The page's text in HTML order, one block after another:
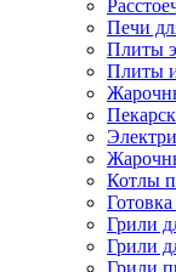
Печи
Плиты
Плиты
Котлы
Грили
Грили
Грили